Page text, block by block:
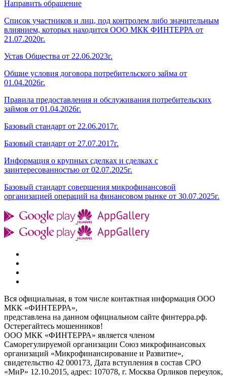
Направить обращение
Список участников и лиц, под контролем либо значительным
влиянием, которых находится ООО МКК ФИНТЕРРА от
21.07.2020г.
Устав Общества от 22.06.2023г.
Общие условия договора потребительского займа от
01.04.2026г.
Правила предоставления и обслуживания потребительских
займов от 01.04.2026г.
Базовый стандарт от 22.06.2017г.
Базовый стандарт от 27.07.2017г.
Информация о крупных сделках и сделках с
заинтересованностью от 02.07.2025г.
Базовый стандарт совершения микрофинансовой
организацией операций на финансовом рынке от 30.07.2025г.
Вся официальная, в том числе контактная информация ООО
МКК «ФИНТЕРРА»,
представлена на данном официальном сайте финтерра.рф.
Остерегайтесь мошенников!
ООО МКК «ФИНТЕРРА» является членом
Саморегулируемой организации Союз микрофинансовых
организаций «Микрофинансирование и Развитие»,
свидетельство 42 000173, Дата вступления в состав СРО
«МиР» 12.10.2015, адрес: 107078, г. Москва Орликов переулок,